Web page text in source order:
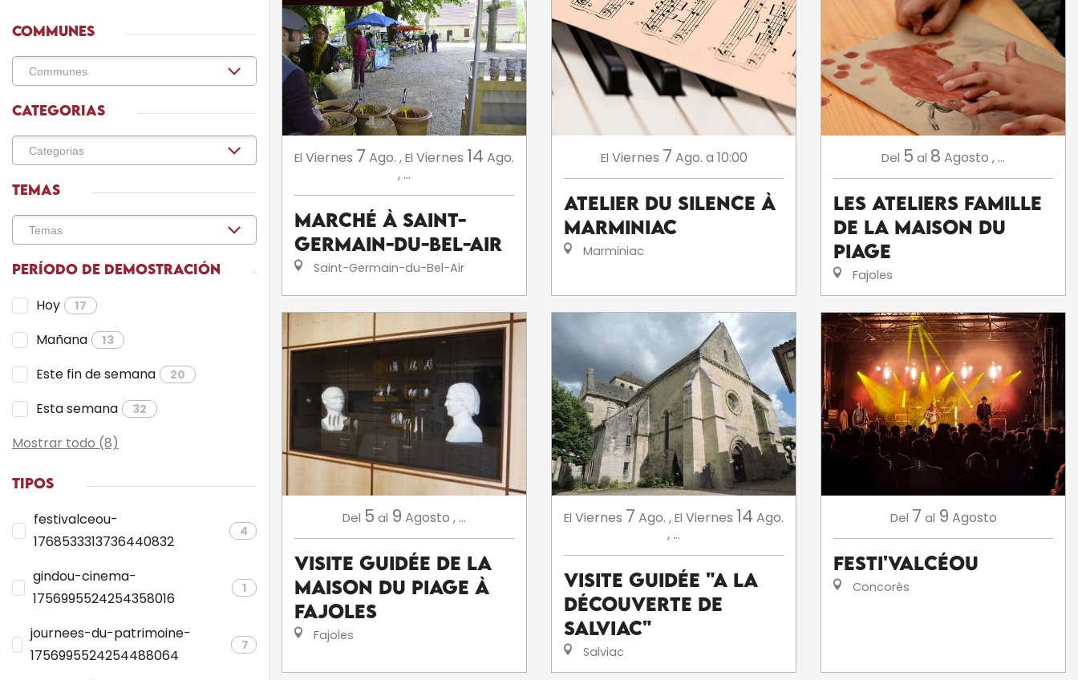
COMMUNES
CATEGORIAS
TEMAS
PERÍODO DE DEMOSTRACIÓN
Hoy 17
Mañana 13
Este fin de semana 20
Esta semana 32
Mostrar todo (8)
TIPOS
festivalceou-
1768533313736440832
4
gindou-cinema-
1756995524254358016
1
journees-du-patrimoine-
1756995524254488064
7
El Viernes 7 Ago. ,El Viernes 14 Ago.
, ...
Marché à Saint-
Germain-du-Bel-Air
Saint-Germain-du-Bel-Air
El Viernes 7 Ago. a 10:00
Atelier du silence à
Marminiac
Marminiac
Del 5 al 8 Agosto , ...
Les ateliers famille
de la Maison du
Piage
Fajoles
Del 5 al 9 Agosto , ...
Visite Guidée de la
Maison du Piage à
Fajoles
Fajoles
El Viernes 7 Ago. ,El Viernes 14 Ago.
, ...
Visite guidée "A la
découverte de
Salviac"
Salviac
Del 7 al 9 Agosto
Festi'ValCéou
Concorès